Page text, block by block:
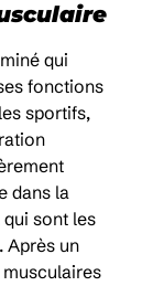
qui
fonctions
sportifs,
dans la
sont les
Après un